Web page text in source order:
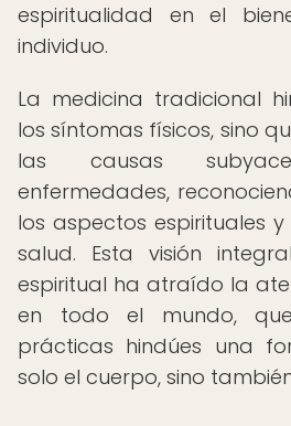
espiritualidad en el
individuo.
La medicina tradicional
los síntomas físicos, sino
las causas
enfermedades,
los aspectos espirituales
salud. Esta visión
espiritual ha atraído la
en todo el mundo,
prácticas hindúes una
solo el cuerpo, sino